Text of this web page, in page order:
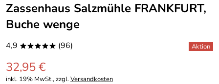
Zassenhaus Salzmühle FRANKFURT,
Buche wenge
4,9 ***** (96)
32,95 €
inkl. 19% MwSt., zzgl.Versandkosten